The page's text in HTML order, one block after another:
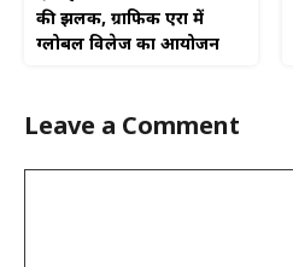
की झलक, ग्राफिक एरा में
ग्लोबल विलेज का आयोजन
Leave a Comment